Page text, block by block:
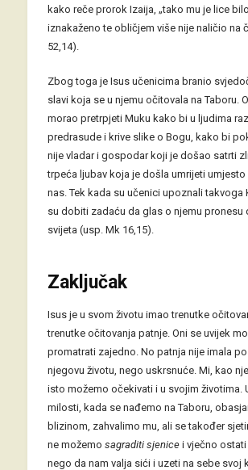
kako reče prorok Izaija, „tako mu je lice
iznakaženo te obličjem više nije naličio na
52,14).
Zbog toga je Isus učenicima branio
slavi koja se u njemu očitovala na Taboru.
morao pretrpjeti Muku kako bi u ljudima
predrasude i krive slike o Bogu, kako bi
nije vladar i gospodar koji je došao satrti
trpeća ljubav koja je došla umrijeti umjesto
nas. Tek kada su učenici upoznali takvoga
su dobiti zadaću da glas o njemu pronesu
svijeta (usp. Mk 16,15).
Zaključak
Isus je u svom životu imao trenutke
trenutke očitovanja patnje. Oni se uvijek
promatrati zajedno. No patnja nije imala
njegovu životu, nego uskrsnuće. Mi, kao
isto možemo očekivati i u svojim životima.
milosti, kada se nađemo na Taboru,
blizinom, zahvalimo mu, ali se također
ne možemo sagraditi sjenicei vječno ostati
nego da nam valja sići i uzeti na sebe svoj